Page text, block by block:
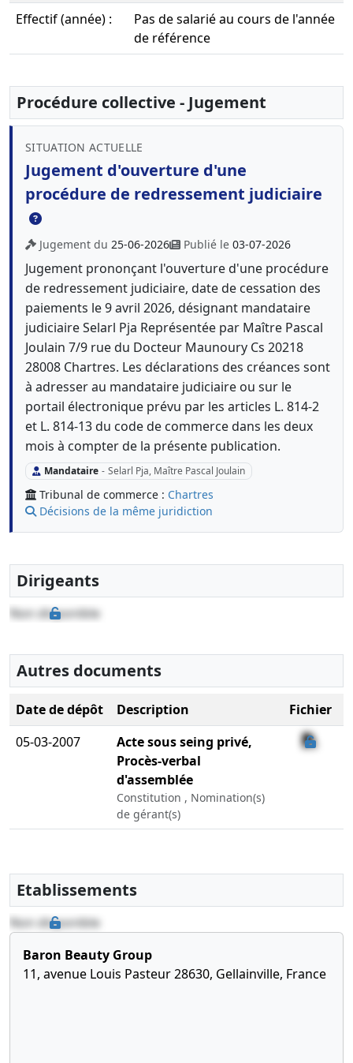
Effectif (année) :
Pas de salarié au cours de l'année
de référence
Procédure collective - Jugement
SITUATION ACTUELLE
Jugement d'ouverture d'une
procédure de redressement judiciaire
Jugement du 25-06-2026 Publié le 03-07-2026
Jugement prononçant l'ouverture d'une procédure
de redressement judiciaire, date de cessation des
paiements le 9 avril 2026, désignant mandataire
judiciaire Selarl Pja Représentée par Maître Pascal
Joulain 7/9 rue du Docteur Maunoury Cs 20218
28008 Chartres. Les déclarations des créances sont
à adresser au mandataire judiciaire ou sur le
portail électronique prévu par les articles L. 814-2
et L. 814-13 du code de commerce dans les deux
mois à compter de la présente publication.
Mandataire - Selarl Pja, Maître Pascal Joulain
Tribunal de commerce : Chartres
Décisions de la même juridiction
Dirigeants
Non disponible
Autres documents
Date de dépôt Description
Fichier
05-03-2007
Acte sous seing privé,
Procès-verbal
d'assemblée
Constitution , Nomination(s)
de gérant(s)
Etablissements
Non disponible
Baron Beauty Group
11, avenue Louis Pasteur 28630, Gellainville, France